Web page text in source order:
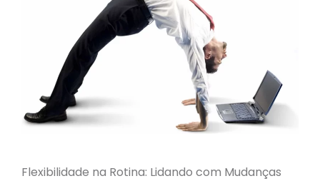
Flexibilidade na Rotina: Lidando com Mudanças